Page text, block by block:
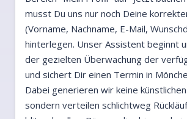
musst Du uns nur noch Deine
(Vorname, Nachname, E-Mail,
hinterlegen. Unser Assistent beginnt
der gezielten Überwachung der
und sichert Dir einen Termin in
Dabei generieren wir keine
sondern verteilen schlichtweg